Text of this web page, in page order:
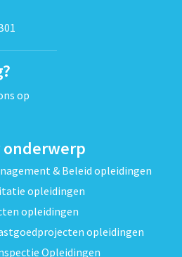
op
& Beleid opleidingen
opleidingen
opleidingen
opleidingen
Opleidingen